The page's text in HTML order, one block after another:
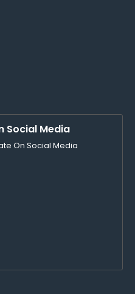
Social Media
On Social Media